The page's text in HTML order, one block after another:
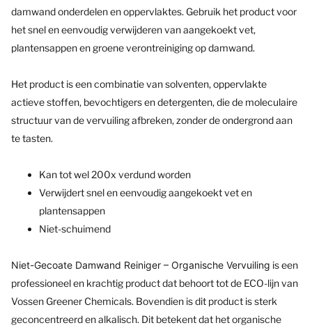
damwand onderdelen en oppervlaktes. Gebruik het product voor
het snel en eenvoudig verwijderen van aangekoekt vet,
plantensappen en groene verontreiniging op damwand.
Het product is een combinatie van solventen, oppervlakte
actieve stoffen, bevochtigers en detergenten, die de moleculaire
structuur van de vervuiling afbreken, zonder de ondergrond aan
te tasten.
Kan tot wel 200x verdund worden
Verwijdert snel en eenvoudig aangekoekt vet en
plantensappen
Niet-schuimend
Niet-Gecoate Damwand Reiniger – Organische Vervuiling is een
professioneel en krachtig product dat behoort tot de ECO-lijn van
Vossen Greener Chemicals. Bovendien is dit product is sterk
geconcentreerd en alkalisch. Dit betekent dat het organische